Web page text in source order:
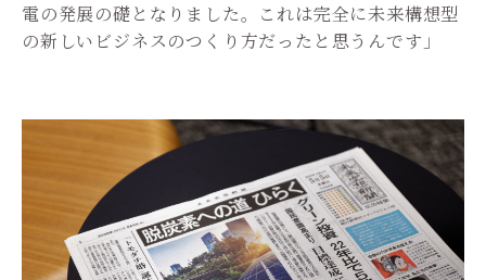
電の発展の礎となりました。これは完全に未来構想型
の新しいビジネスのつくり方だったと思うんです」